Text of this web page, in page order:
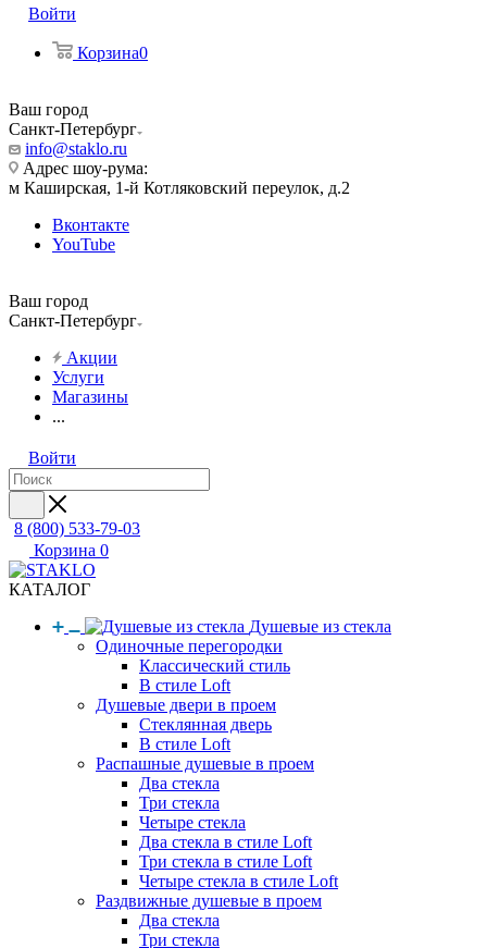
Войти
Корзина0
Ваш город
Санкт-Петербург
info@staklo.ru
Адрес шоу-рума:
м Каширская, 1-й Котляковский переулок, д.2
Вконтакте
YouTube
Ваш город
Санкт-Петербург
Акции
Услуги
Магазины
...
Войти
8 (800) 533-79-03
Корзина 0
КАТАЛОГ
Душевые из стекла
Одиночные перегородки
Классический стиль
В стиле Loft
Душевые двери в проем
Стеклянная дверь
В стиле Loft
Распашные душевые в проем
Два стекла
Три стекла
Четыре стекла
Два стекла в стиле Loft
Три стекла в стиле Loft
Четыре стекла в стиле Loft
Раздвижные душевые в проем
Два стекла
Три стекла